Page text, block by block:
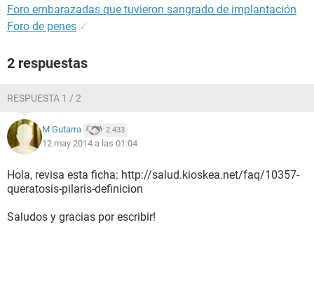
Foro embarazadas que tuvieron sangrado de implantación
Foro de penes ✓
2 respuestas
RESPUESTA 1 / 2
M Gutarra 2.433
12 may 2014 a las 01:04
Hola, revisa esta ficha: http://salud.kioskea.net/faq/10357-
queratosis-pilaris-definicion
Saludos y gracias por escribir!